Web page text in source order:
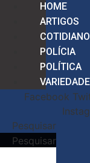
HOME
ARTIGOS
COTIDIANO
POLÍCIA
POLÍTICA
Facebook
Pesquisar
Pesquisar